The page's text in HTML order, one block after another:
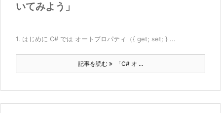
いてみよう」
1. はじめに C# では オートプロパティ（{ get; set; } ...
記事を読む 「C# オ ...